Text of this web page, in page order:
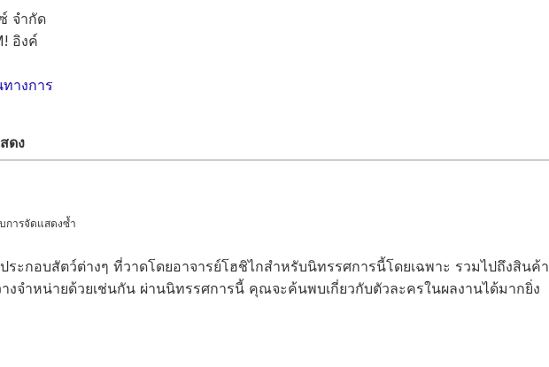
จำกัด
อิงค์
ทางการ
ดง
การจัดแสดงซ้ำ
ะกอบสัตว์ต่างๆ ที่วาดโดยอาจารย์โฮชิไกสำหรับนิทรรศการนี้โดยเฉพาะ รวมไปถึงสินค้า
งจำหน่ายด้วยเช่นกัน ผ่านนิทรรศการนี้ คุณจะค้นพบเกี่ยวกับตัวละครในผลงานได้มากยิ่ง